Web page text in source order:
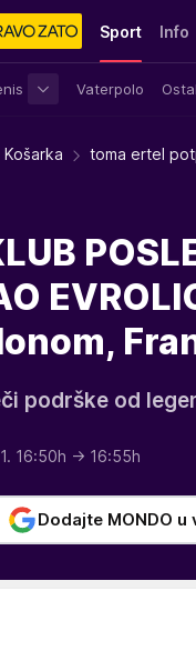
Sport
Vaterpolo
Info
Košarka toma ertel
podrške od
16:50h → 16:55h
Dodajte MONDO